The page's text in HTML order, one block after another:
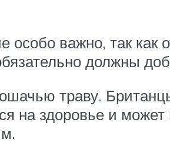
важно, так как
должны
траву.
на здоровье и